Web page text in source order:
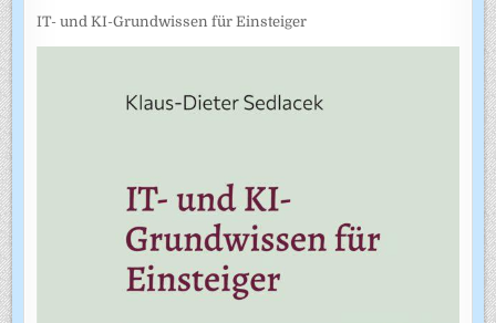
IT- und KI-Grundwissen für Einsteiger